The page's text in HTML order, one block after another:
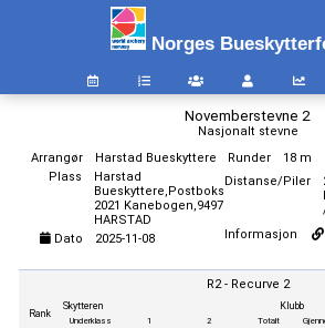
Norges
Novemberstevne 2
Nasjonalt stevne
Arrangør
Harstad Bueskyttere
Plass
Harstad
Bueskyttere,Postboks
2021 Kanebogen,9497
HARSTAD
Dato
2025-11-08
Runder
18 m
Distanse/Piler
Informasjon
R2 - Recurve 2
Rank
Skytteren Klubb
Underklass 1 2 Totalt